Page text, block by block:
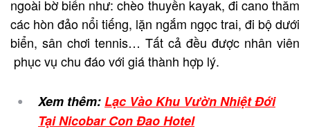
ngoài bờ biển như: chèo thuyền kayak, đi cano thăm
các hòn đảo nổi tiếng, lặn ngắm ngọc trai, đi bộ dưới
biển, sân chơi tennis… Tất cả đều được nhân viên
phục vụ chu đáo với giá thành hợp lý.
Xem thêm:Lạc Vào Khu Vườn Nhiệt Đới
Tại Nicobar Con Đao Hotel